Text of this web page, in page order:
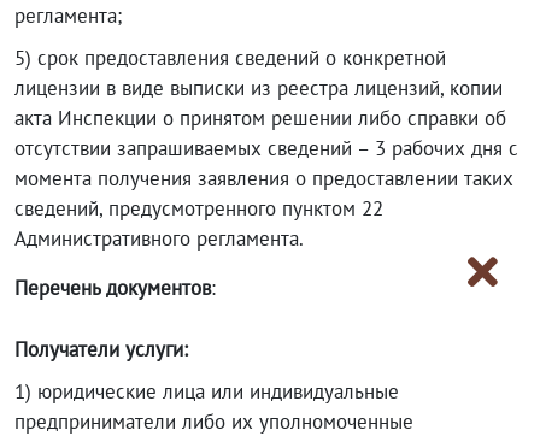
регламента;
5) срок предоставления сведений о конкретной
лицензии в виде выписки из реестра лицензий, копии
акта Инспекции о принятом решении либо справки об
отсутствии запрашиваемых сведений – 3 рабочих дня с
момента получения заявления о предоставлении таких
сведений, предусмотренного пунктом 22
Административного регламента.
Перечень документов:
Получатели услуги:
1) юридические лица или индивидуальные
предприниматели либо их уполномоченные